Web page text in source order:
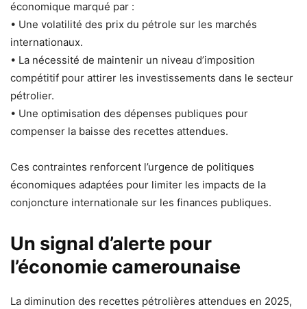
économique marqué par :
• Une volatilité des prix du pétrole sur les marchés
internationaux.
• La nécessité de maintenir un niveau d’imposition
compétitif pour attirer les investissements dans le secteur
pétrolier.
• Une optimisation des dépenses publiques pour
compenser la baisse des recettes attendues.
Ces contraintes renforcent l’urgence de politiques
économiques adaptées pour limiter les impacts de la
conjoncture internationale sur les finances publiques.
Un signal d’alerte pour
l’économie camerounaise
La diminution des recettes pétrolières attendues en 2025,